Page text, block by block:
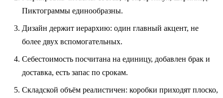
Пиктограммы единообразны.
Дизайн держит иерархию: один главный акцент, не
более двух вспомогательных.
Себестоимость посчитана на единицу, добавлен брак и
доставка, есть запас по срокам.
Складской объём реалистичен: коробки приходят плоско,